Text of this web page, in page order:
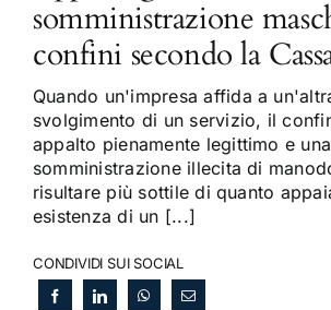
somministrazione
confini secondo la
Quando un'impresa affida a
svolgimento di un servizio, il
appalto pienamente legittimo e una
somministrazione illecita di
risultare più sottile di quanto
esistenza di un [...]
CONDIVIDI SUI SOCIAL